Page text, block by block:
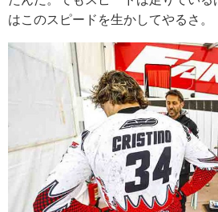
はこのスピードを生かしてやるさ。